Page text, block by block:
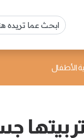
الأطفال